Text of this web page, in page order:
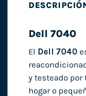
Dell 7040
El Dell 7040
y testeado por
hogar o